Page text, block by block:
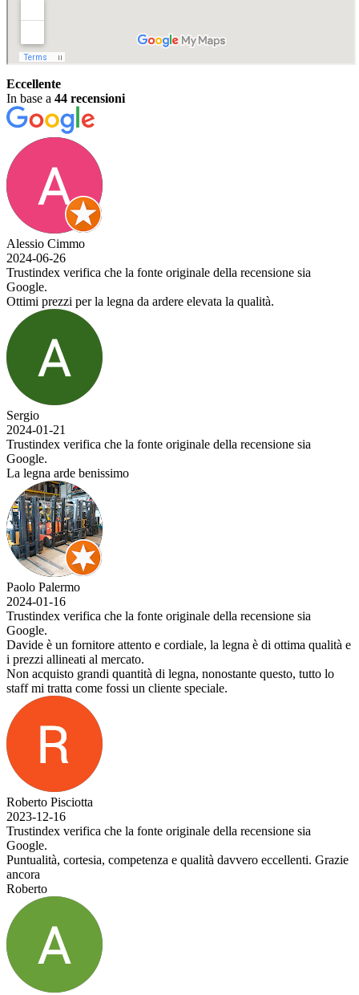
Eccellente
In base a 44 recensioni
Alessio Cimmo
2024-06-26
Trustindex verifica che la fonte originale della recensione sia
Google.
Ottimi prezzi per la legna da ardere elevata la qualità.
Sergio
2024-01-21
Trustindex verifica che la fonte originale della recensione sia
Google.
La legna arde benissimo
Paolo Palermo
2024-01-16
Trustindex verifica che la fonte originale della recensione sia
Google.
Davide è un fornitore attento e cordiale, la legna è di ottima qualità e
i prezzi allineati al mercato.
Non acquisto grandi quantità di legna, nonostante questo, tutto lo
staff mi tratta come fossi un cliente speciale.
Roberto Pisciotta
2023-12-16
Trustindex verifica che la fonte originale della recensione sia
Google.
Puntualità, cortesia, competenza e qualità davvero eccellenti. Grazie
ancora
Roberto